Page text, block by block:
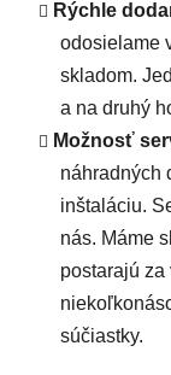
Rýchle
odosielame
skladom.
a na druhý
Možnosť
náhradných
inštaláciu.
nás. Máme
postarajú za
súčiastky.